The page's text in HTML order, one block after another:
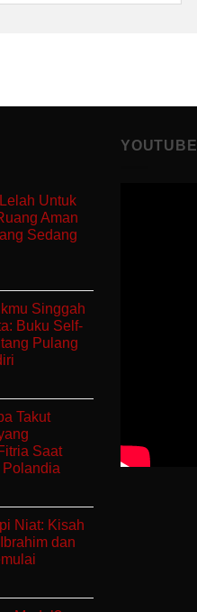
Untuk
Aman
Sedang
Singgah
Buku Self-
Pulang
Takut
Saat
Polandia
Niat: Kisah
dan
YOUTUBE